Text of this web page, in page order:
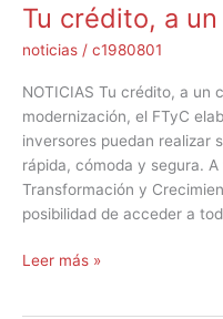
Tu crédito, a
noticias / c1980801
NOTICIAS Tu crédito, a un
modernización, el FTyC
inversores puedan realizar
rápida, cómoda y segura.
Transformación y
posibilidad de acceder a
Leer más »